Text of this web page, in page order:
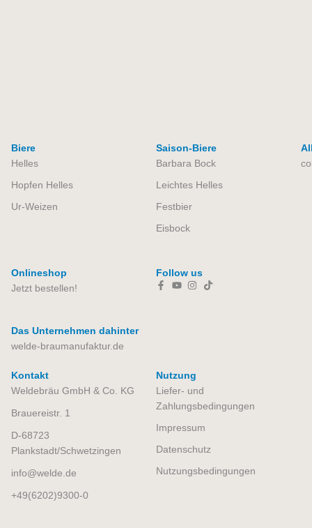
Biere
Helles
Hopfen Helles
Ur-Weizen
Saison-Biere
Barbara Bock
Leichtes Helles
Festbier
Eisbock
Onlineshop
Jetzt bestellen!
Follow us
Das Unternehmen dahinter
welde-braumanufaktur.de
Kontakt
Weldebräu GmbH & Co. KG
Brauereistr. 1
D-68723
Plankstadt/Schwetzingen
info
welde.de
+49(6202)9300-0
Nutzung
Liefer- und
Zahlungsbedingungen
Impressum
Datenschutz
Nutzungsbedingungen​